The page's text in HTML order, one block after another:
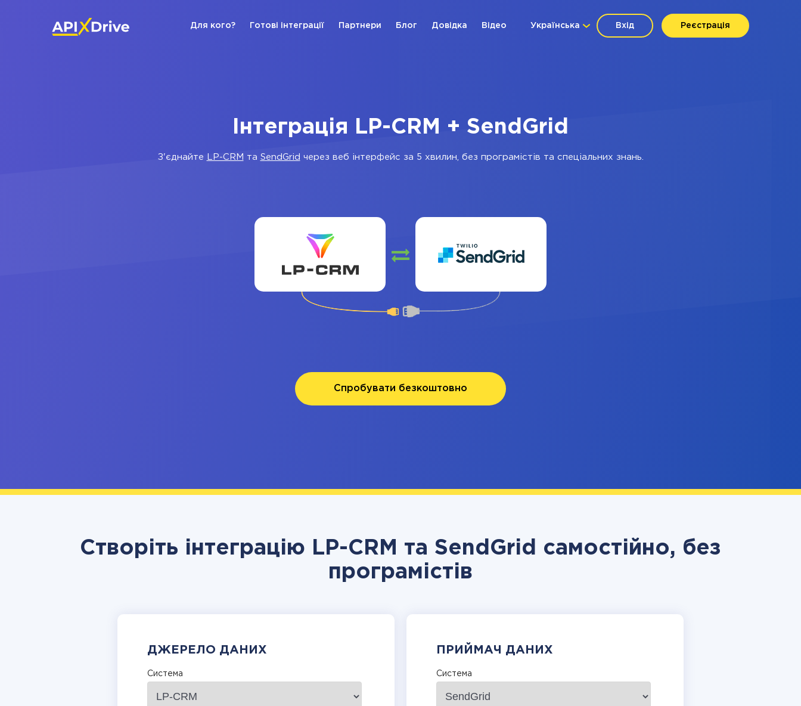
Вхід Реєстрація
Українська
Для кого? Готові інтеграції Партнери Блог Довідка Відео
Інтеграція LP-CRM + SendGrid
З'єднайте LP-CRM та SendGrid через веб інтерфейс за 5 хвилин, без програмістів та спеціальних знань.
Спробувати безкоштовно
Створіть інтеграцію LP-CRM та SendGrid самостійно, без
програмістів
ДЖЕРЕЛО ДАНИХ
Система
ПРИЙМАЧ ДАНИХ
Система